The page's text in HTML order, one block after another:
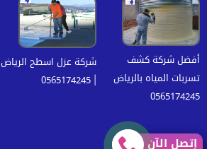
أفضل شركة كشف
تسربات المياه بالرياض
0565174245
شركة عزل اسطح الرياض
| 0565174245
إتصل الآن
إتصل الآن